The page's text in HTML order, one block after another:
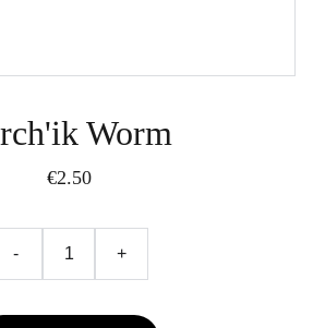
Worm
€2.50
- +